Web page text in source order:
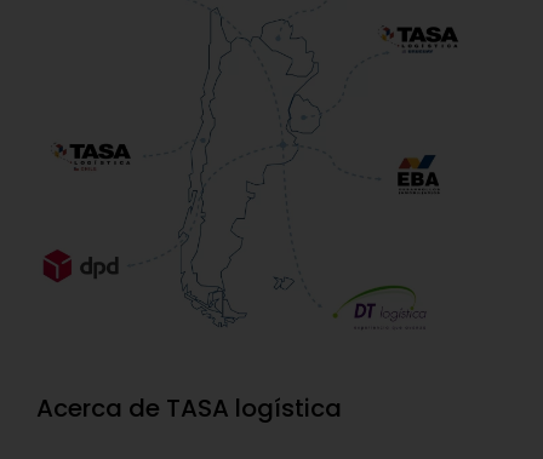
Acerca de TASA logística